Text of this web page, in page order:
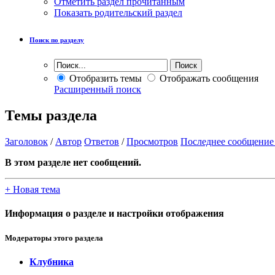
Показать родительский раздел
Поиск по разделу
Отобразить темы
Отображать сообщения
Расширенный поиск
Темы раздела
Заголовок / Автор Ответов /Просмотров Последнее сообщение
В этом разделе нет сообщений.
+ Новая тема
Информация о разделе и настройки отображения
Модераторы этого раздела
Клубника